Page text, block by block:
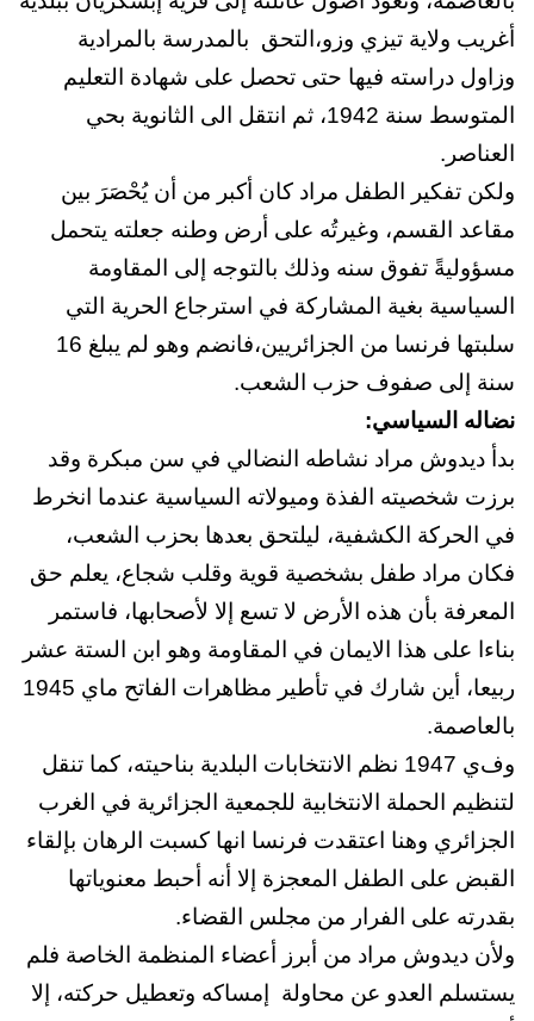
أغريب ولاية تيزي وزو،التحق بالمدرسة بالمرادية
وزاول دراسته فيها حتى تحصل على شهادة التعليم
المتوسط سنة 1942، ثم انتقل الى الثانوية بحي
العناصر.
ولكن تفكير الطفل مراد كان أكبر من أن يُحْصَرَ بين
مقاعد القسم، وغيرتُه على أرض وطنه جعلته يتحمل
مسؤوليةً تفوق سنه وذلك بالتوجه إلى المقاومة
السياسية بغية المشاركة في استرجاع الحرية التي
سلبتها فرنسا من الجزائريين،فانضم وهو لم يبلغ 16
سنة إلى صفوف حزب الشعب.
نضاله السياسي:
بدأ ديدوش مراد نشاطه النضالي في سن مبكرة وقد
برزت شخصيته الفذة وميولاته السياسية عندما انخرط
في الحركة الكشفية، ليلتحق بعدها بحزب الشعب،
فكان مراد طفل بشخصية قوية وقلب شجاع، يعلم حق
المعرفة بأن هذه الأرض لا تسع إلا لأصحابها، فاستمر
بناءا على هذا الايمان في المقاومة وهو ابن الستة عشر
ربيعا، أين شارك في تأطير مظاهرات الفاتح ماي 1945
بالعاصمة.
وف
ي 1947 نظم الانتخابات البلدية بناحيته، كما تنقل
لتنظيم الحملة الانتخابية للجمعية الجزائرية في الغرب
الجزائري وهنا اعتقدت فرنسا انها كسبت الرهان بإلقاء
القبض على الطفل المعجزة إلا أنه أحبط معنوياتها
بقدرته على الفرار من مجلس القضاء.
ولأن ديدوش مراد من أبرز أعضاء المنظمة الخاصة فلم
يستسلم العدو عن محاولة إمساكه وتعطيل حركته، إلا